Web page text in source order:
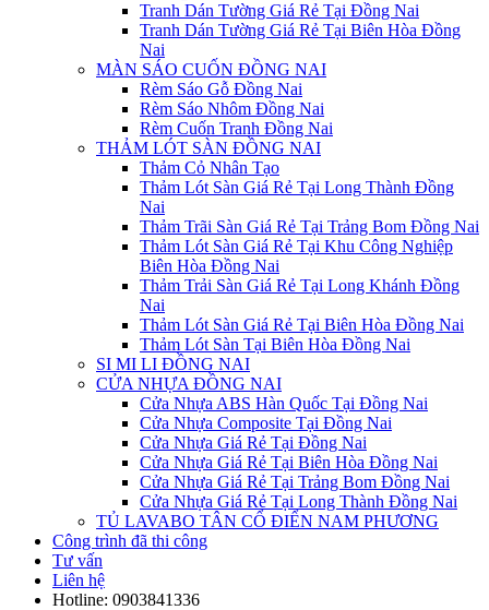
Tranh Dán Tường Giá Rẻ Tại Đồng Nai
Tranh Dán Tường Giá Rẻ Tại Biên Hòa Đồng
Nai
MÀN SÁO CUỐN ĐỒNG NAI
Rèm Sáo Gỗ Đồng Nai
Rèm Sáo Nhôm Đồng Nai
Rèm Cuốn Tranh Đồng Nai
THẢM LÓT SÀN ĐỒNG NAI
Thảm Cỏ Nhân Tạo
Thảm Lót Sàn Giá Rẻ Tại Long Thành Đồng
Nai
Thảm Trãi Sàn Giá Rẻ Tại Trảng Bom Đồng Nai
Thảm Lót Sàn Giá Rẻ Tại Khu Công Nghiệp
Biên Hòa Đồng Nai
Thảm Trải Sàn Giá Rẻ Tại Long Khánh Đồng
Nai
Thảm Lót Sàn Giá Rẻ Tại Biên Hòa Đồng Nai
Thảm Lót Sàn Tại Biên Hòa Đồng Nai
SI MI LI ĐỒNG NAI
CỬA NHỰA ĐỒNG NAI
Cửa Nhựa ABS Hàn Quốc Tại Đồng Nai
Cửa Nhựa Composite Tại Đồng Nai
Cửa Nhựa Giá Rẻ Tại Đồng Nai
Cửa Nhựa Giá Rẻ Tại Biên Hòa Đồng Nai
Cửa Nhựa Giá Rẻ Tại Trảng Bom Đồng Nai
Cửa Nhựa Giá Rẻ Tại Long Thành Đồng Nai
TỦ LAVABO TÂN CỔ ĐIỂN NAM PHƯƠNG
Công trình đã thi công
Tư vấn
Liên hệ
Hotline: 0903841336